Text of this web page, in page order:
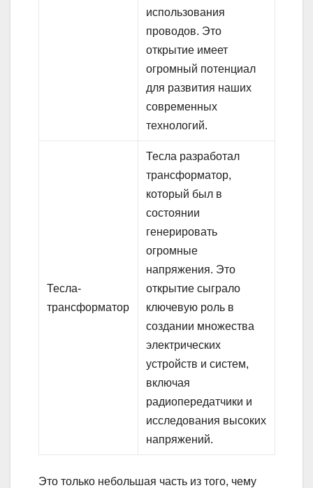
использования
проводов. Это
открытие имеет
огромный потенциал
для развития наших
современных
технологий.
Тесла-
трансформатор
Тесла разработал
трансформатор,
который был в
состоянии
генерировать
огромные
напряжения. Это
открытие сыграло
ключевую роль в
создании множества
электрических
устройств и систем,
включая
радиопередатчики и
исследования высоких
напряжений.
Это только небольшая часть из того, чему